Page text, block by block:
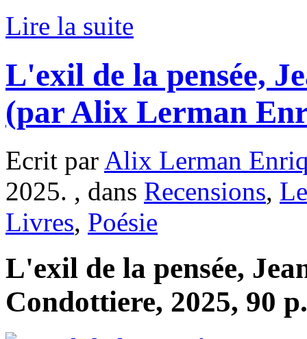
Lire la suite
L'exil de la pensée,
(par Alix Lerman
Ecrit par Alix Lerman
2025. , dans Recensions,
Livres, Poésie
L'exil de la pensée,
Condottiere, 2025, 90